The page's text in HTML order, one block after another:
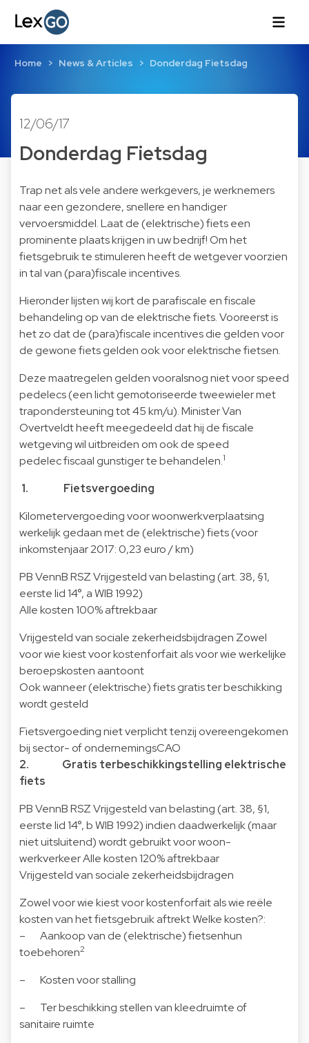
Home News & Articles Donderdag Fietsdag
12/06/17
Donderdag Fietsdag
Trap net als vele andere werkgevers, je werknemers
naar een gezondere, snellere en handiger
vervoersmiddel. Laat de (elektrische) fiets een
prominente plaats krijgen in uw bedrijf! Om het
fietsgebruik te stimuleren heeft de wetgever voorzien
in tal van (para)fiscale incentives.
Hieronder lijsten wij kort de parafiscale en fiscale
behandeling op van de elektrische fiets. Vooreerst is
het zo dat de (para)fiscale incentives die gelden voor
de gewone fiets gelden ook voor elektrische fietsen.
Deze maatregelen gelden vooralsnog niet voor speed
pedelecs (een licht gemotoriseerde tweewieler met
trapondersteuning tot 45 km/u). Minister Van
Overtveldt heeft meegedeeld dat hij de fiscale
wetgeving wil uitbreiden om ook de speed
pedelec fiscaal gunstiger te behandelen.1
1. Fietsvergoeding
Kilometervergoeding voor woonwerkverplaatsing
werkelijk gedaan met de (elektrische) fiets (voor
inkomstenjaar 2017: 0,23 euro / km)
PB VennB RSZ Vrijgesteld van belasting (art. 38, §1,
eerste lid 14°, a WIB 1992)
Alle kosten 100% aftrekbaar
Vrijgesteld van sociale zekerheidsbijdragen Zowel
voor wie kiest voor kostenforfait als voor wie werkelijke
beroepskosten aantoont
Ook wanneer (elektrische) fiets gratis ter beschikking
wordt gesteld
Fietsvergoeding niet verplicht tenzij overeengekomen
bij sector- of ondernemingsCAO
2. Gratis terbeschikkingstelling elektrische
fiets
PB VennB RSZ Vrijgesteld van belasting (art. 38, §1,
eerste lid 14°, b WIB 1992) indien daadwerkelijk (maar
niet uitsluitend) wordt gebruikt voor woon-
werkverkeer Alle kosten 120% aftrekbaar
Vrijgesteld van sociale zekerheidsbijdragen
Zowel voor wie kiest voor kostenforfait als wie reële
kosten van het fietsgebruik aftrekt Welke kosten?:
– Aankoop van de (elektrische) fietsenhun
toebehoren2
– Kosten voor stalling
– Ter beschikking stellen van kleedruimte of
sanitaire ruimte